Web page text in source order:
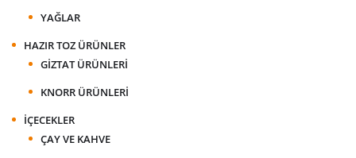
YAĞLAR
HAZIR TOZ ÜRÜNLER
GIZTAT ÜRÜNLERI
KNORR ÜRÜNLERI
İÇECEKLER
ÇAY VE KAHVE